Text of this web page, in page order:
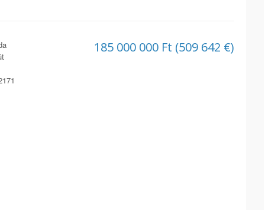
185 000 000 Ft (509 642 €)